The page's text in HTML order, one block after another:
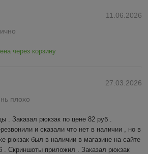
11.06.2026
через корзину
27.03.2026
плохо
. Заказал рюкзак по цене 82 руб .
и сказали что нет в наличии , но в
рюкзак был в наличии в магазине на сайте
. Скриншоты приложил . Заказал рюкзак